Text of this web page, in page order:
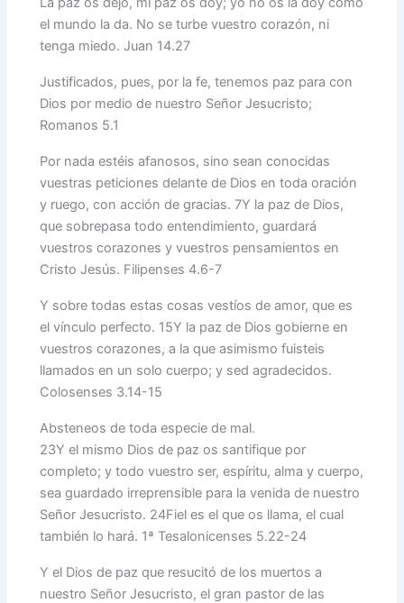
el mundo la da. No se turbe vuestro corazón, ni
tenga miedo. Juan 14.27
Justificados, pues, por la fe, tenemos paz para con
Dios por medio de nuestro Señor Jesucristo;
Romanos 5.1
Por nada estéis afanosos, sino sean conocidas
vuestras peticiones delante de Dios en toda oración
y ruego, con acción de gracias. 7 Y la paz de Dios,
que sobrepasa todo entendimiento, guardará
vuestros corazones y vuestros pensamientos en
Cristo Jesús. Filipenses 4.6-7
Y sobre todas estas cosas vestíos de amor, que es
el vínculo perfecto. 15 Y la paz de Dios gobierne en
vuestros corazones, a la que asimismo fuisteis
llamados en un solo cuerpo; y sed agradecidos.
Colosenses 3.14-15
Absteneos de toda especie de mal.
23 Y el mismo Dios de paz os santifique por
completo; y todo vuestro ser, espíritu, alma y cuerpo,
sea guardado irreprensible para la venida de nuestro
Señor Jesucristo. 24 Fiel es el que os llama, el cual
también lo hará. 1ª Tesalonicenses 5.22-24
Y el Dios de paz que resucitó de los muertos a
nuestro Señor Jesucristo, el gran pastor de las